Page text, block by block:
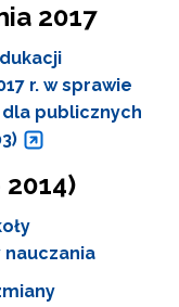
2017
r. w sprawie
publicznych
2014)